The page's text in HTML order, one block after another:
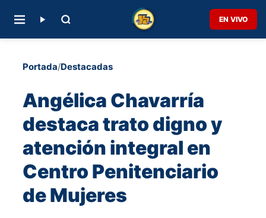
EN VIVO
Portada/Destacadas
Angélica Chavarría
destaca trato digno y
atención integral en
Centro Penitenciario
de Mujeres